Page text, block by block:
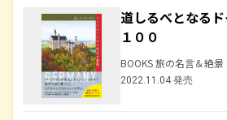
道しるべとなる
１００
BOOKS 旅の名言＆絶景
2022.11.04 発売